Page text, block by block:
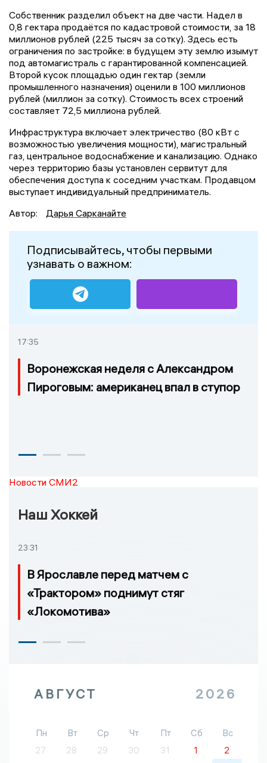
Собственник разделил объект на две части. Надел в
0,8 гектара продаётся по кадастровой стоимости, за 18
миллионов рублей (225 тысяч за сотку). Здесь есть
ограничения по застройке: в будущем эту землю изымут
под автомагистраль с гарантированной компенсацией.
Второй кусок площадью один гектар (земли
промышленного назначения) оценили в 100 миллионов
рублей (миллион за сотку). Стоимость всех строений
составляет 72,5 миллиона рублей.
Инфраструктура включает электричество (80 кВт с
возможностью увеличения мощности), магистральный
газ, центральное водоснабжение и канализацию. Однако
через территорию базы установлен сервитут для
обеспечения доступа к соседним участкам. Продавцом
выступает индивидуальный предприниматель.
Автор:
Дарья Сарканайте
Подписывайтесь, чтобы первыми
узнавать о важном:
17:35
Воронежская неделя с Александром
Пироговым: американец впал в ступор
Новости СМИ2
Наш Хоккей
23:31
В Ярославле перед матчем с
«Трактором» поднимут стяг
«Локомотива»
АВГУСТ 2026
Пн Вт Ср Чт Пт Сб
Вс
27
28 29 30 31 1 2